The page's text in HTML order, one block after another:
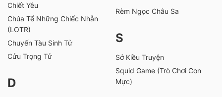
Chiết Yêu
Chúa Tể Những Chiếc Nhẫn
(LOTR)
Chuyến Tàu Sinh Tử
Cửu Trọng Tử
D
Rèm Ngọc Châu Sa
S
Sở Kiều Truyện
Squid Game (Trò Chơi Con
Mực)